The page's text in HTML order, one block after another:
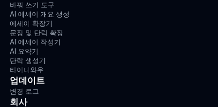
바꿔 쓰기 도구
AI 에세이 개요 생성
에세이 확장기
문장 및 단락 확장
AI 에세이 작성기
AI 요약기
단락 생성기
타이니와우
업데이트
변경 로그
회사